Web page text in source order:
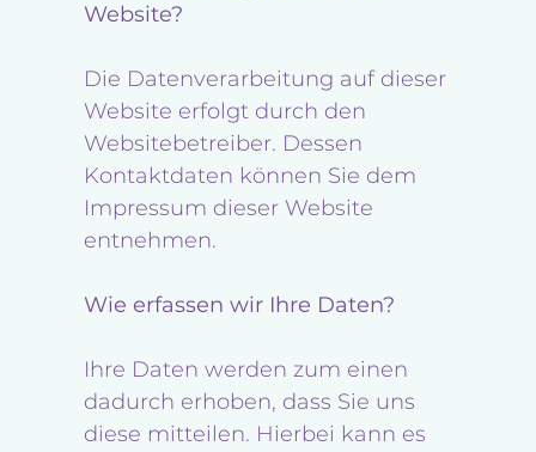
Website?
Die Datenverarbeitung auf dieser
Website erfolgt durch den
Websitebetreiber. Dessen
Kontaktdaten können Sie dem
Impressum dieser Website
entnehmen.
Wie erfassen wir Ihre Daten?
Ihre Daten werden zum einen
dadurch erhoben, dass Sie uns
diese mitteilen. Hierbei kann es